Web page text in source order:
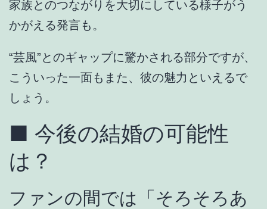
家族とのつながりを大切にしている様子がう
かがえる発言も。
“芸風”とのギャップに驚かされる部分ですが、
こういった一面もまた、彼の魅力といえるで
しょう。
■ 今後の結婚の可能性
は？
ファンの間では「そろそろあ